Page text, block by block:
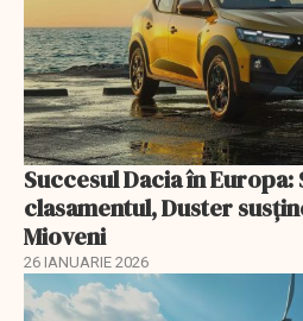
Succesul Dacia în
clasamentul, Duster
Mioveni
26 IANUARIE 2026